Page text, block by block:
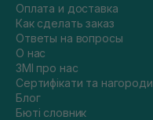
Оплата и доставка
Как сделать заказ
Ответы на вопросы
О нас
ЗМІ про нас
Сертифікати та нагороди
Блог
Бюті словник